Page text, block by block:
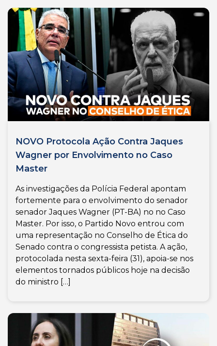
NOVO Protocola Ação Contra Jaques
Wagner por Envolvimento no Caso
Master
As investigações da Polícia Federal apontam
fortemente para o envolvimento do senador
senador Jaques Wagner (PT-BA) no no Caso
Master. Por isso, o Partido Novo entrou com
uma representação no Conselho de Ética do
Senado contra o congressista petista. A ação,
protocolada nesta sexta-feira (31), apoia-se nos
elementos tornados públicos hoje na decisão
do ministro […]